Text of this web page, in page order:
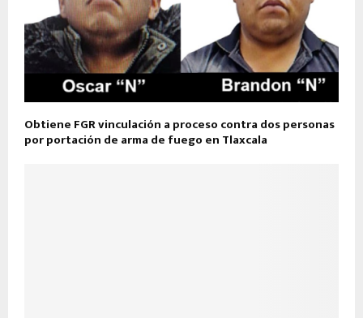
Obtiene FGR vinculación a proceso contra dos personas
por portación de arma de fuego en Tlaxcala